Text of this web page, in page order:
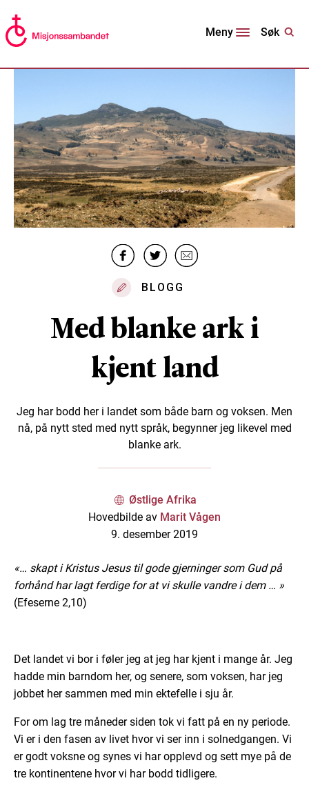
Meny Søk
BLOGG
Med blanke ark i
kjent land
Jeg har bodd her i landet som både barn og voksen. Men
nå, på nytt sted med nytt språk, begynner jeg likevel med
blanke ark.
Østlige Afrika
Hovedbilde av Marit Vågen
9. desember 2019
«… skapt i Kristus Jesus til gode gjerninger som Gud på
forhånd har lagt ferdige for at vi skulle vandre i dem … »
(Efeserne 2,10)
Det landet vi bor i føler jeg at jeg har kjent i mange år. Jeg
hadde min barndom her, og senere, som voksen, har jeg
jobbet her sammen med min ektefelle i sju år.
For om lag tre måneder siden tok vi fatt på en ny periode.
Vi er i den fasen av livet hvor vi ser inn i solnedgangen. Vi
er godt voksne og synes vi har opplevd og sett mye på de
tre kontinentene hvor vi har bodd tidligere.